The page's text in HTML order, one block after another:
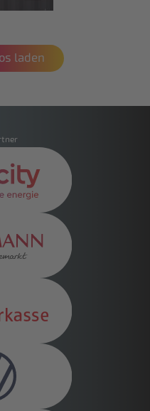
laden